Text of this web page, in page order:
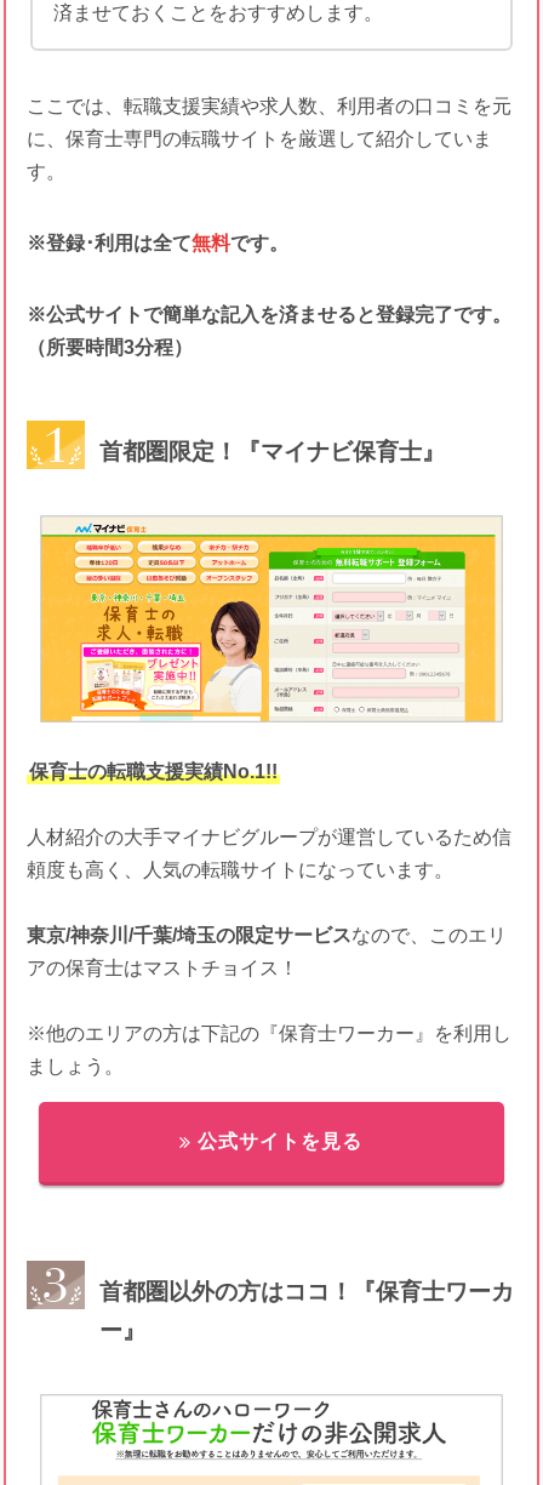
済ませておくことをおすすめします。
ここでは、転職支援実績や求人数、利用者の口コミを元
に、保育士専門の転職サイトを厳選して紹介していま
す。
※登録･利用は全て無料です。
※公式サイトで簡単な記入を済ませると登録完了です。
（所要時間3分程）
首都圏限定！『マイナビ保育士』
保育士の転職支援実績No.1!!
人材紹介の大手マイナビグループが運営しているため信
頼度も高く、人気の転職サイトになっています。
東京/神奈川/千葉/埼玉の限定サービスなので、このエリ
アの保育士はマストチョイス！
※他のエリアの方は下記の『保育士ワーカー』を利用し
ましょう。
公式サイトを見る
首都圏以外の方はココ！『保育士ワーカ
ー』